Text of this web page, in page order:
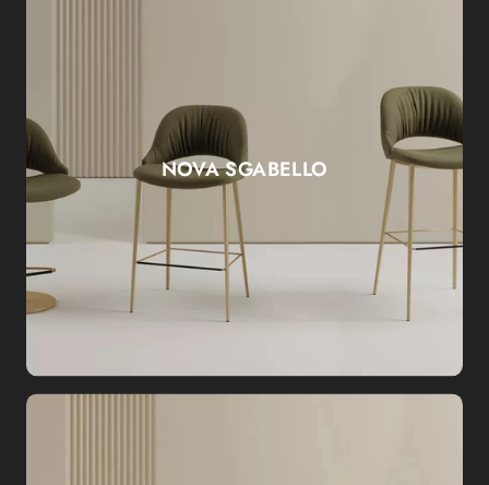
NOVA SGABELLO